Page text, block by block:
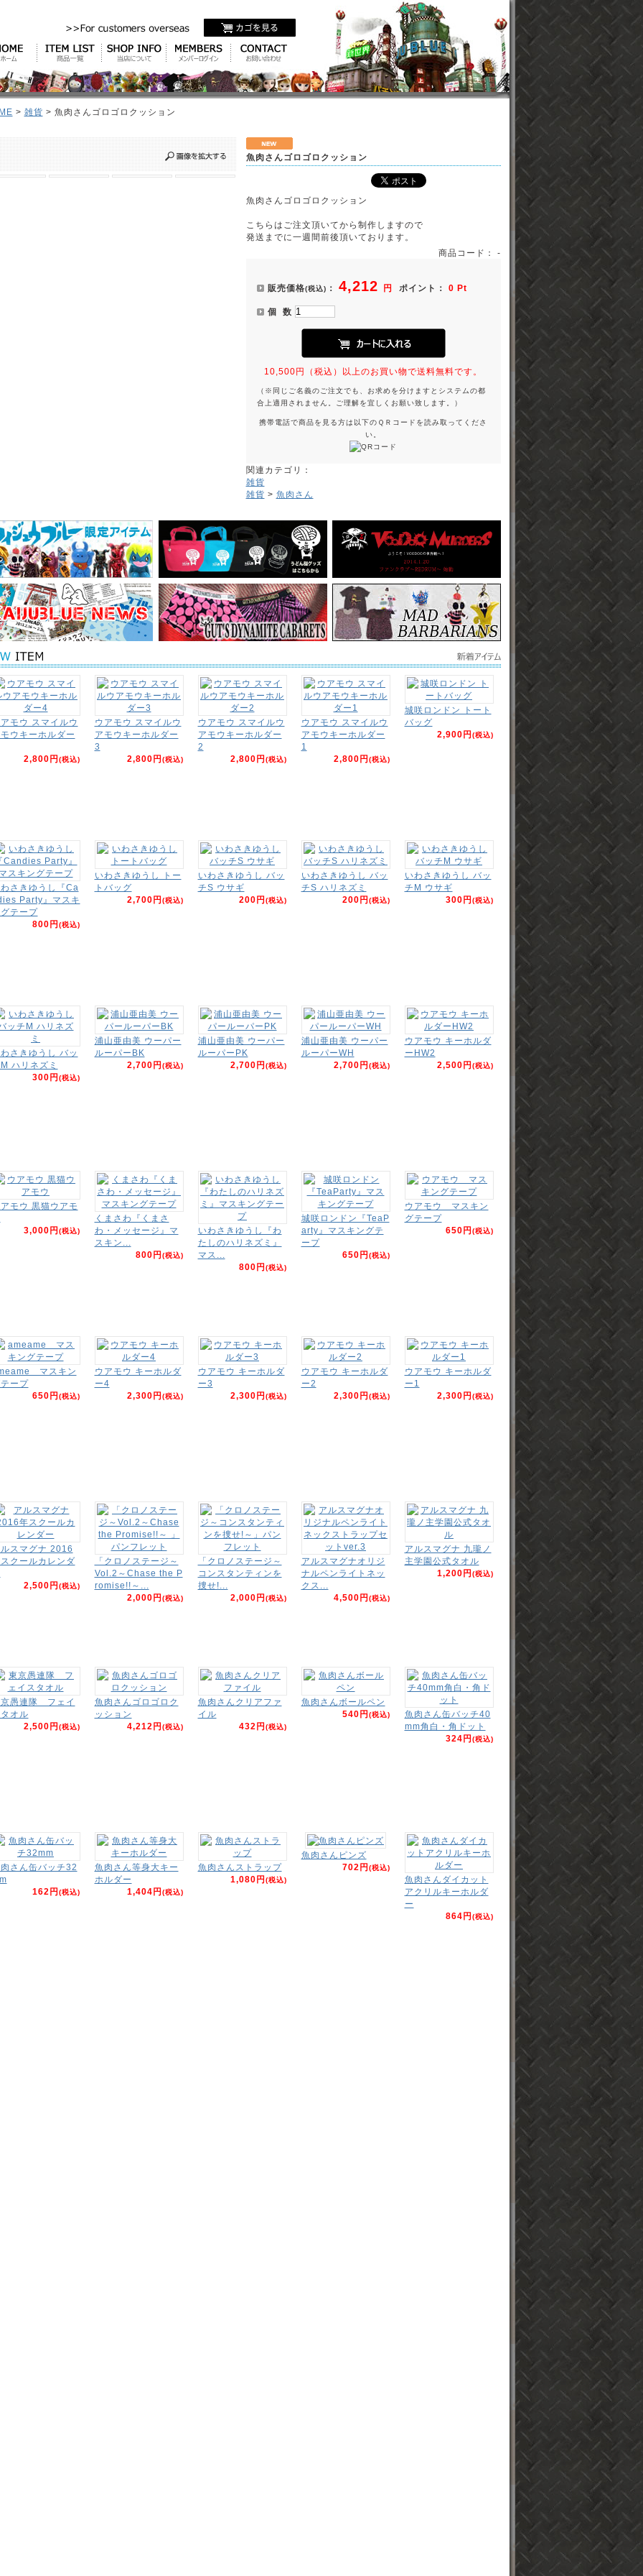
> 雑貨 > 魚肉さんゴロゴロクッション
魚肉さんゴロゴロクッション
魚肉さんゴロゴロクッション
こちらはご注文頂いてから制作しますので
発送までに一週間前後頂いております。
商品コード： -
販売価格(税込) ： 4,212 円 ポイント： 0 Pt
個 数
10,500円（税込）以上のお買い物で送料無料です。
（※同じご名義のご注文でも、お求めを分けますとシステムの都
合上適用されません。ご理解を宜しくお願い致します。）
携帯電話で商品を見る方は以下のＱＲコードを読み取ってくださ
い。
関連カテゴリ：
雑貨
雑貨 > 魚肉さん
モウ スマイルウ
ウキーホルダー
2,800円(税込)
ウアモウ スマイルウ
アモウキーホルダー
3
2,800円(税込)
ウアモウ スマイルウ
アモウキーホルダー
2
2,800円(税込)
ウアモウ スマイルウ
アモウキーホルダー
1
2,800円(税込)
城咲ロンドン トート
バッグ
2,900円(税込)
さきゆうし『Ca
Party』マスキ
テープ
800円(税込)
いわさきゆうし トー
トバッグ
2,700円(税込)
いわさきゆうし バッ
チS ウサギ
200円(税込)
いわさきゆうし バッ
チS ハリネズミ
200円(税込)
いわさきゆうし バッ
チM ウサギ
300円(税込)
さきゆうし バッ
ハリネズミ
300円(税込)
浦山亜由美 ウーパー
ルーパーBK
2,700円(税込)
浦山亜由美 ウーパー
ルーパーPK
2,700円(税込)
浦山亜由美 ウーパー
ルーパーWH
2,700円(税込)
ウアモウ キーホルダ
ーHW2
2,500円(税込)
モウ 黒猫ウアモ
3,000円(税込)
くまさわ『くまさ
わ・メッセージ』マ
スキン...
800円(税込)
いわさきゆうし『わ
たしのハリネズミ』
マス...
800円(税込)
城咲ロンドン『TeaP
arty』マスキングテ
ープ
650円(税込)
ウアモウ マスキン
グテープ
650円(税込)
マスキン
ープ
650円(税込)
ウアモウ キーホルダ
ー4
2,300円(税込)
ウアモウ キーホルダ
ー3
2,300円(税込)
ウアモウ キーホルダ
ー2
2,300円(税込)
ウアモウ キーホルダ
ー1
2,300円(税込)
スマグナ 2016
クールカレンダ
2,500円(税込)
「クロノステージ～
Vol.2～Chase the P
romise!!～...
2,000円(税込)
「クロノステージ～
コンスタンティンを
捜せ!...
2,000円(税込)
アルスマグナオリジ
ナルペンライトネッ
クス...
4,500円(税込)
アルスマグナ 九瓏ノ
主学園公式タオル
1,200円(税込)
愚連隊 フェイ
オル
2,500円(税込)
魚肉さんゴロゴロク
ッション
4,212円(税込)
魚肉さんクリアファ
イル
432円(税込)
魚肉さんボールペン
540円(税込)
魚肉さん缶バッチ40
mm角白・角ドット
324円(税込)
さん缶バッチ32
162円(税込)
魚肉さん等身大キー
ホルダー
1,404円(税込)
魚肉さんストラップ
1,080円(税込)
魚肉さんピンズ
702円(税込)
魚肉さんダイカット
アクリルキーホルダ
ー
864円(税込)